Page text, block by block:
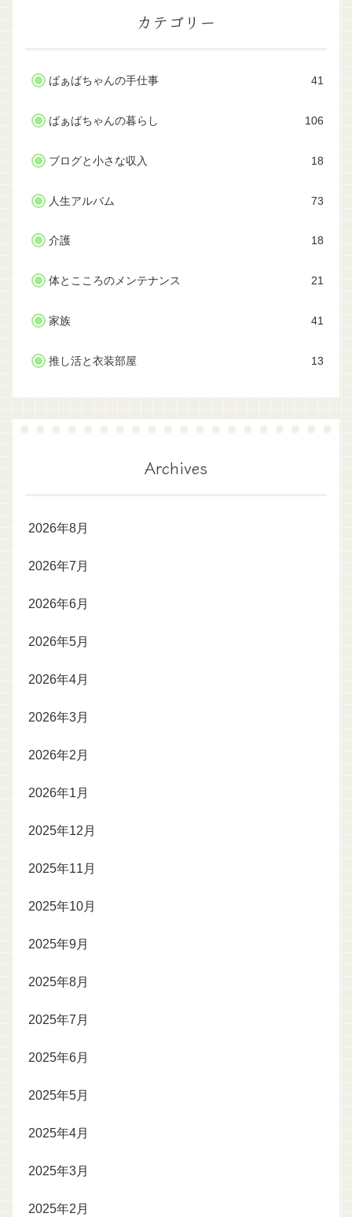
カテゴリー
ばぁばちゃんの手仕事 41
ばぁばちゃんの暮らし 106
ブログと小さな収入 18
人生アルバム 73
介護 18
体とこころのメンテナンス 21
家族 41
推し活と衣装部屋 13
Archives
2026年8月
2026年7月
2026年6月
2026年5月
2026年4月
2026年3月
2026年2月
2026年1月
2025年12月
2025年11月
2025年10月
2025年9月
2025年8月
2025年7月
2025年6月
2025年5月
2025年4月
2025年3月
2025年2月